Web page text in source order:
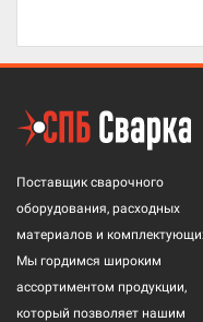
Поставщик сварочного
оборудования, расходных
материалов и
Мы гордимся широким
ассортиментом продукции,
который позволяет нашим